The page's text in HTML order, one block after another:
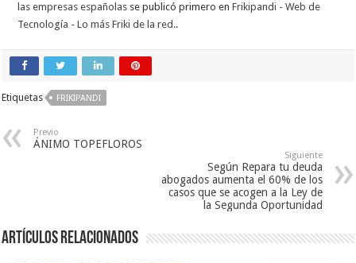
las empresas españolas se publicó primero enFrikipandi - Web de
Tecnología - Lo más Friki de la red..
Etiquetas FRIKIPANDI
Previo
ÁNIMO TOPEFLOROS
Siguiente
Según Repara tu deuda
abogados aumenta el 60% de los
casos que se acogen a la Ley de
la Segunda Oportunidad
Artículos relacionados